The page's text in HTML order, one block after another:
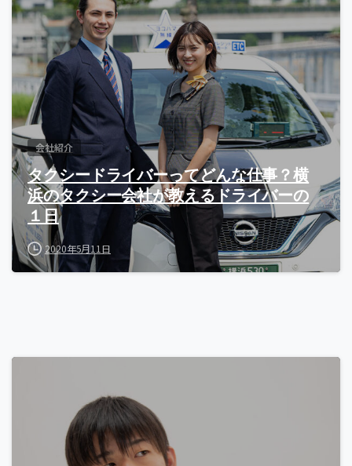
会社紹介
タクシードライバーってどんな仕事？横
浜のタクシー会社が教えるドライバーの
１日
2020年5月11日